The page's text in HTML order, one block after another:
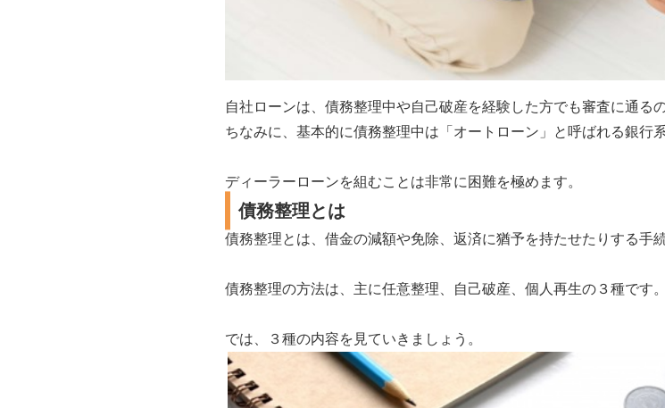
自社ローンは、債務整理中や自己破産を経験した方でも審査に通る
ちなみに、基本的に債務整理中は「オートローン」と呼ばれる銀行
ディーラーローンを組むことは非常に困難を極めます。
債務整理とは
債務整理とは、借金の減額や免除、返済に猶予を持たせたりする手続
債務整理の方法は、主に任意整理、自己破産、個人再生の３種です。
では、３種の内容を見ていきましょう。